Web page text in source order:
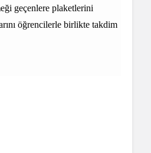
geçenlere plaketlerini
öğrencilerle birlikte takdim